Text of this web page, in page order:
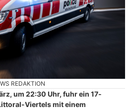
REDAKTION
um 22:30 Uhr, fuhr ein 17-
Viertels mit einem